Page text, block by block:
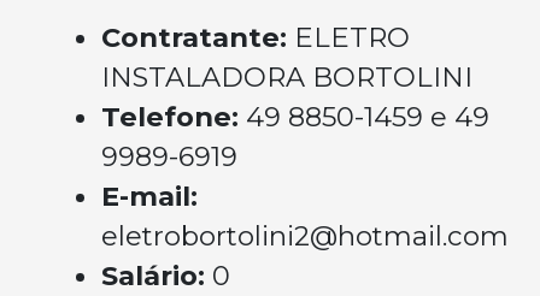
Contratante: ELETRO
INSTALADORA BORTOLINI
Telefone: 49 8850-1459 e 49
9989-6919
E-mail:
eletrobortolini2@hotmail.com
Salário: 0